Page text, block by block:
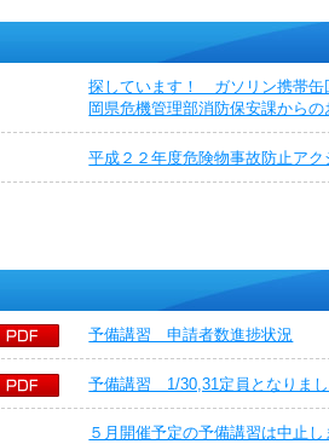
探しています！ ガソリン携帯缶
岡県危機管理部消防保安課から
平成２２年度危険物事故防止ア
予備講習 申請者数進捗状況
予備講習 1/30,31定員となりま
５月開催予定の予備講習は中止し